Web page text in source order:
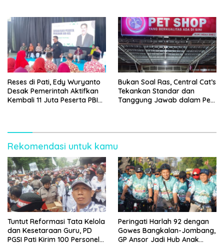
Reses di Pati, Edy Wuryanto
Desak Pemerintah Aktifkan
Kembali 11 Juta Peserta PBI
Bukan Soal Ras, Central Cat’s
Tekankan Standar dan
Tanggung Jawab dalam Pet
Rekomendasi untuk kamu
Tuntut Reformasi Tata Kelola
dan Kesetaraan Guru, PD
PGSI Pati Kirim 100 Personel
Peringati Harlah 92 dengan
Gowes Bangkalan-Jombang,
GP Ansor Jadi Hub Anak